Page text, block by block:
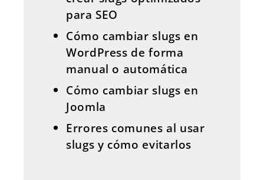
para SEO
Cómo cambiar slugs en
WordPress de forma
manual o automática
Cómo cambiar slugs en
Joomla
Errores comunes al usar
slugs y cómo evitarlos